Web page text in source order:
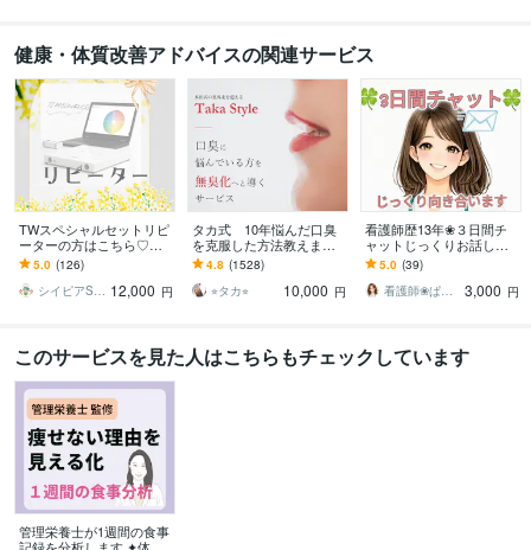
健康・体質改善アドバイスの関連サービス
TWスペシャルセットリピ
ーターの方はこちら♡ま
す カルマの解消★インナ
ーチャイルドの癒し★お
金のブロック解除
5.0 (126)
シイピアSepia 12,000 円
タカ式 10年悩んだ口臭
を克服した方法教えます
本田式口臭外来でもダメ
だった口臭を克服した方
法
4.8 (1528)
⭐︎タカ⭐︎
10,000 円
看護師歴13年❀３日間チ
ャットじっくりお話しし
ます 3日間あなたに寄り添
います❀長文OK❀お悩み
相談❀雑談❀
5.0 (39)
看護師❀ぱる❀心のケアステーション
3,000 円
このサービスを見た人はこちらもチェックしています
管理栄養士が1週間の食事